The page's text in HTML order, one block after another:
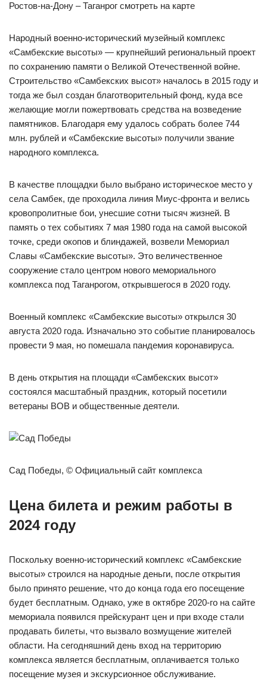
Ростов-на-Дону – Таганрог смотреть на карте
Народный военно-исторический музейный комплекс
«Самбекские высоты» — крупнейший региональный проект
по сохранению памяти о Великой Отечественной войне.
Строительство «Самбекских высот» началось в 2015 году и
тогда же был создан благотворительный фонд, куда все
желающие могли пожертвовать средства на возведение
памятников. Благодаря ему удалось собрать более 744
млн. рублей и «Самбекские высоты» получили звание
народного комплекса.
В качестве площадки было выбрано историческое место у
села Самбек, где проходила линия Миус-фронта и велись
кровопролитные бои, унесшие сотни тысяч жизней. В
память о тех событиях 7 мая 1980 года на самой высокой
точке, среди окопов и блиндажей, возвели Мемориал
Славы «Самбекские высоты». Это величественное
сооружение стало центром нового мемориального
комплекса под Таганрогом, открывшегося в 2020 году.
Военный комплекс «Самбекские высоты» открылся 30
августа 2020 года. Изначально это событие планировалось
провести 9 мая, но помешала пандемия коронавируса.
В день открытия на площади «Самбекских высот»
состоялся масштабный праздник, который посетили
ветераны ВОВ и общественные деятели.
Сад Победы, © Официальный сайт комплекса
Цена билета и режим работы в
2024 году
Поскольку военно-исторический комплекс «Самбекские
высоты» строился на народные деньги, после открытия
было принято решение, что до конца года его посещение
будет бесплатным. Однако, уже в октябре 2020-го на сайте
мемориала появился прейскурант цен и при входе стали
продавать билеты, что вызвало возмущение жителей
области. На сегодняшний день вход на территорию
комплекса является бесплатным, оплачивается только
посещение музея и экскурсионное обслуживание.